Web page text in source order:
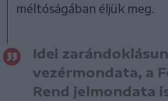
méltóságában éljük meg.
Idei
vezérmondata, a
Rend jelmondata